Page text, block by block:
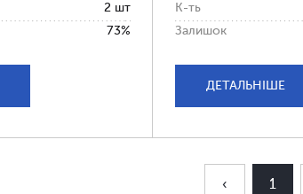
2 шт
73%
К-ть
Залишок
ДЕТАЛЬНІШЕ
‹ 1